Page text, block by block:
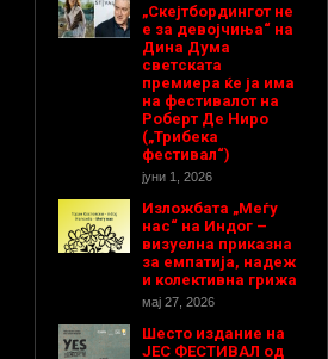
„Скејтбордингот не
е за девојчиња“ на
Дина Дума
светската
премиера ќе ја има
на фестивалот на
Роберт Де Ниро
(„Трибека
фестивал“)
јуни 1, 2026
Изложбата „Меѓу
нас“ на Индог –
визуелна приказна
за емпатија, надеж
и колективна грижа
мај 27, 2026
Шесто издание на
ЈЕС ФЕСТИВАЛ од